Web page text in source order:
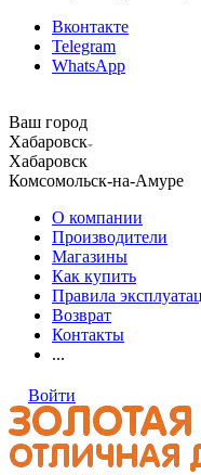
Вконтакте
Telegram
WhatsApp
Ваш город
Хабаровск
Хабаровск
Комсомольск-на-Амуре
О компании
Производители
Магазины
Как купить
Правила
Возврат
Контакты
...
Войти